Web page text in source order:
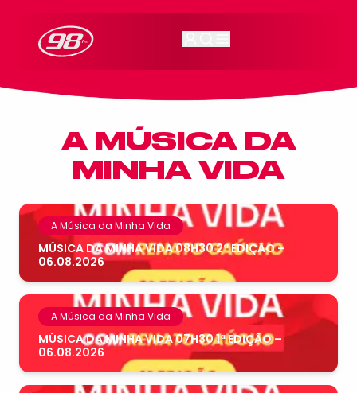
98FM Curitiba
A MÚSICA DA
MINHA VIDA
A Música da Minha Vida
MÚSICA DA MINHA VIDA 08H30 2ª EDIÇÃO –
06.08.2026
A Música da Minha Vida
MÚSICA DA MINHA VIDA 07H30 1ª EDIÇÃO –
06.08.2026